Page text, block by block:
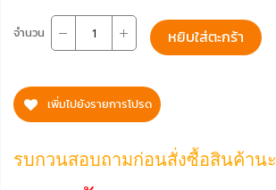
จำนวน หยิบใส่ตะกร้า
เพิ่มไปยังรายการโปรด
รบกวนสอบถามก่อนสั่งซื้อสินค้าน